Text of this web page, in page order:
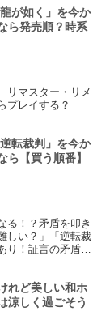
が如く」を今か
ら発売順？時系
リマスター・リメ
プレイする？
転裁判」を今か
ら【買う順番】
る！？矛盾を叩き
しい？」「逆転裁
！証言の矛盾を
れど美しい和ホ
涼しく過ごそう